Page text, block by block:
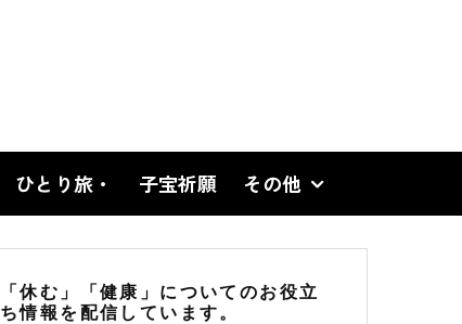
ひとり旅・ 子宝祈願 その他
「休む」「健康」についてのお役立
ち情報を配信しています。